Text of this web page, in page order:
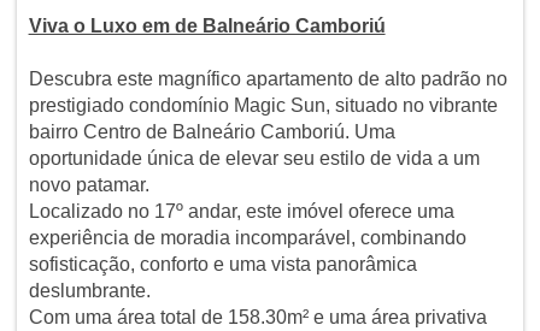
Viva o Luxo em de Balneário Camboriú
Descubra este magnífico apartamento de alto padrão no
prestigiado condomínio Magic Sun, situado no vibrante
bairro Centro de Balneário Camboriú. Uma
oportunidade única de elevar seu estilo de vida a um
novo patamar.
Localizado no 17º andar, este imóvel oferece uma
experiência de moradia incomparável, combinando
sofisticação, conforto e uma vista panorâmica
deslumbrante.
Com uma área total de 158.30m² e uma área privativa